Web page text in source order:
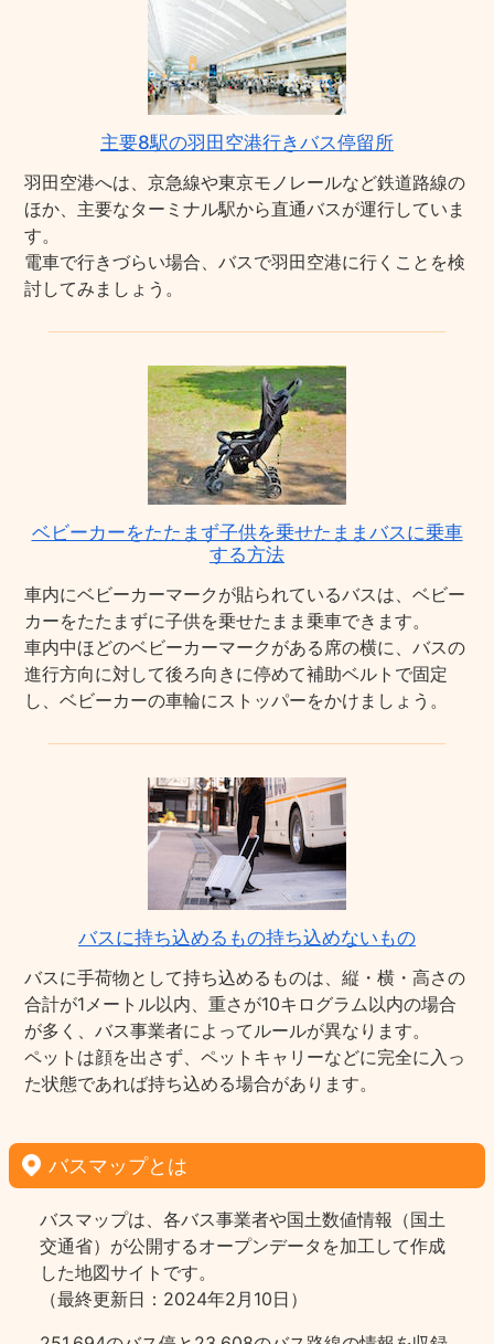
主要8駅の羽田空港行きバス停留所
羽田空港へは、京急線や東京モノレールなど鉄道路線の
ほか、主要なターミナル駅から直通バスが運行していま
す。
電車で行きづらい場合、バスで羽田空港に行くことを検
討してみましょう。
ベビーカーをたたまず子供を乗せたままバスに乗車
する方法
車内にベビーカーマークが貼られているバスは、ベビー
カーをたたまずに子供を乗せたまま乗車できます。
車内中ほどのベビーカーマークがある席の横に、バスの
進行方向に対して後ろ向きに停めて補助ベルトで固定
し、ベビーカーの車輪にストッパーをかけましょう。
バスに持ち込めるもの持ち込めないもの
バスに手荷物として持ち込めるものは、縦・横・高さの
合計が1メートル以内、重さが10キログラム以内の場合
が多く、バス事業者によってルールが異なります。
ペットは顔を出さず、ペットキャリーなどに完全に入っ
た状態であれば持ち込める場合があります。
バスマップとは
バスマップは、各バス事業者や国土数値情報（国土
交通省）が公開するオープンデータを加工して作成
した地図サイトです。
（最終更新日：2024年2月10日）